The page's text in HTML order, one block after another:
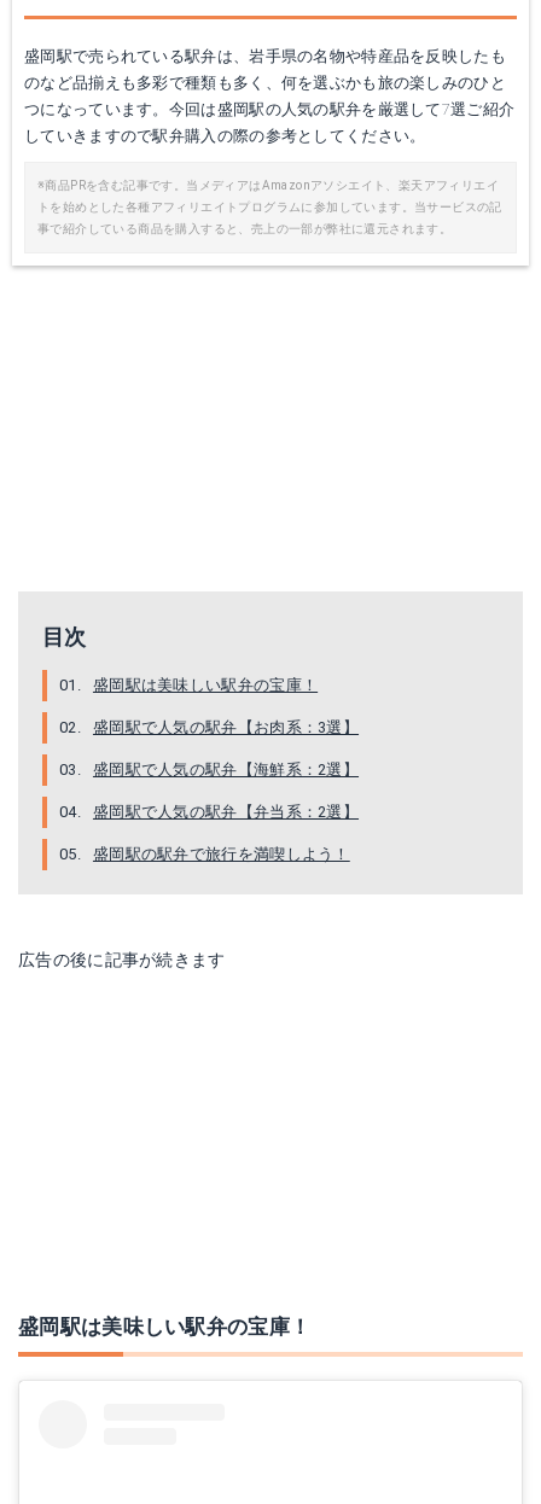
盛岡駅で売られている駅弁は、岩手県の名物や特産品を反映したも
のなど品揃えも多彩で種類も多く、何を選ぶかも旅の楽しみのひと
つになっています。今回は盛岡駅の人気の駅弁を厳選して7選ご紹介
していきますので駅弁購入の際の参考としてください。
※商品PRを含む記事です。当メディアはAmazonアソシエイト、楽天アフィリエイ
トを始めとした各種アフィリエイトプログラムに参加しています。当サービスの記
事で紹介している商品を購入すると、売上の一部が弊社に還元されます。
目次
盛岡駅は美味しい駅弁の宝庫！
盛岡駅で人気の駅弁【お肉系：3選】
盛岡駅で人気の駅弁【海鮮系：2選】
盛岡駅で人気の駅弁【弁当系：2選】
盛岡駅の駅弁で旅行を満喫しよう！
広告の後に記事が続きます
盛岡駅は美味しい駅弁の宝庫！